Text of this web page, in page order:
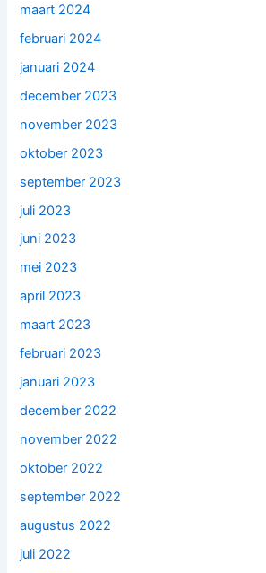
maart 2024
februari 2024
januari 2024
december 2023
november 2023
oktober 2023
september 2023
juli 2023
juni 2023
mei 2023
april 2023
maart 2023
februari 2023
januari 2023
december 2022
november 2022
oktober 2022
september 2022
augustus 2022
juli 2022